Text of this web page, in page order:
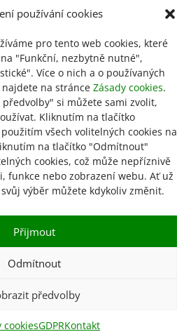
používání cookies
pro tento web cookies, které
"Funkční, nezbytně nutné",
Více o nich a o používaných
na stránce Zásady cookies.
si můžete sami zvolit,
Kliknutím na tlačítko
všech volitelných cookies na
na tlačítko "Odmítnout"
cookies, což může nepříznivě
funkce nebo zobrazení webu. Ať už
výběr můžete kdykoliv změnit.
Přijmout
Odmítnout
předvolby
cookiesGDPRKontakt
maska
245Kč
Výběr možností
Tento
produkt
má
více
variant.
Možnosti
lze
na
KGR
GDPR
Zásady cookies
Kontakt
Rembrandt